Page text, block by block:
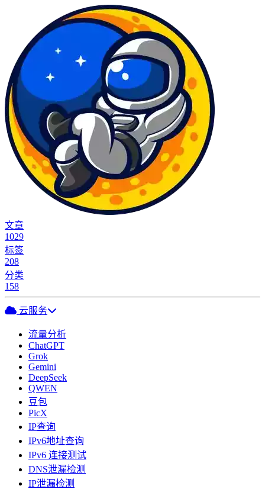
文章
1029
标签
208
分类
158
云服务
流量分析
ChatGPT
Grok
Gemini
DeepSeek
QWEN
豆包
PicX
IP查询
IPv6地址查询
IPv6 连接测试
DNS泄漏检测
IP泄漏检测